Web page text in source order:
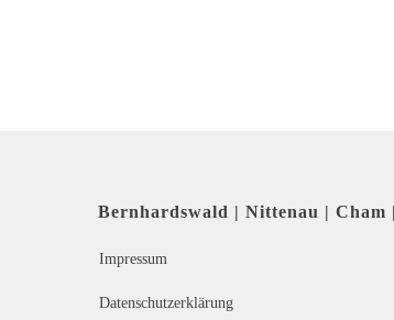
Bernhardswald | Nittenau | Cham
Impressum
Datenschutzerklärung